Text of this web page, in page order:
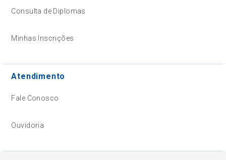
Consulta de Diplomas
Minhas Inscrições
Atendimento
Fale Conosco
Ouvidoria